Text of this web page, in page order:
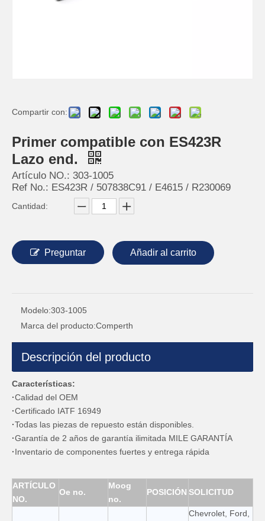
Compartir con:
Primer compatible con ES423R
Lazo end.
Artículo NO.: 303-1005
Ref No.: ES423R / 507838C91 / E4615 / R230069
Cantidad:
Preguntar Añadir al carrito
Modelo:303-1005
Marca del producto:Comperth
Descripción del producto
Características:
·Calidad del OEM
·Certificado IATF 16949
·Todas las piezas de repuesto están disponibles.
·Garantía de 2 años de garantía ilimitada MILE GARANTÍA
·Inventario de componentes fuertes y entrega rápida
ARTÍCULO
NO.
Oe no.
Moog
no.
POSICIÓN SOLICITUD
Chevrolet, Ford,